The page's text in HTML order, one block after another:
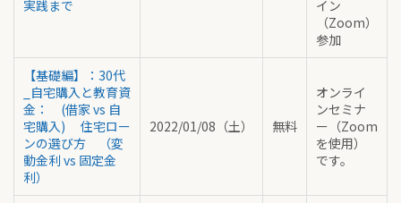
実践まで
イン
（Zoom）
参加
【基礎編】：30代
_自宅購入と教育資
金： (借家 vs 自
宅購入) 住宅ロー
ンの選び方 （変
動金利 vs 固定金
利）
2022/01/08（土） 無料
オンライ
ンセミナ
ー（Zoom
を使用）
です。